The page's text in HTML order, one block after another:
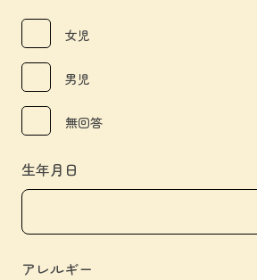
女児
男児
無回答
生年月日
アレルギー